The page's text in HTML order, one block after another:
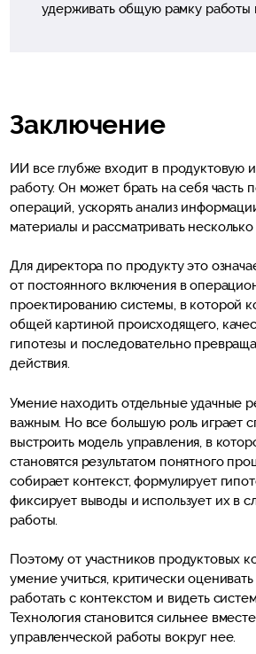
удерживать общую рамку работы
Заключение
ИИ все глубже входит в продуктовую
работу. Он может брать на себя часть
операций, ускорять анализ
материалы и рассматривать
Для директора по продукту это
от постоянного включения в
проектированию системы, в которой
общей картиной происходящего,
гипотезы и последовательно
действия.
Умение находить отдельные удачные
важным. Но все большую роль играет
выстроить модель управления, в
становятся результатом понятного
собирает контекст, формулирует
фиксирует выводы и использует их в
работы.
Поэтому от участников продуктовых
умение учиться, критически
работать с контекстом и видеть
Технология становится сильнее
управленческой работы вокруг нее.